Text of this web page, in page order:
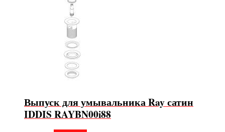
Выпуск для умывальника Ray сатин
IDDIS RAYBN00i88